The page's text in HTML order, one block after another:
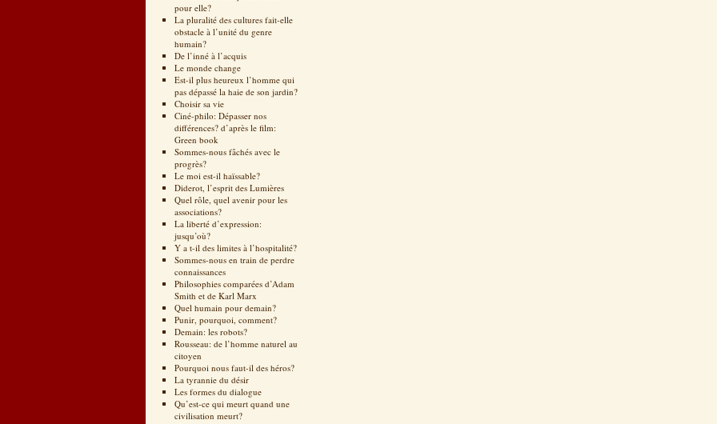
pour elle?
La pluralité des cultures fait-elle
obstacle à l’unité du genre
humain?
De l’inné à l’acquis
Le monde change
Est-il plus heureux l’homme qui
pas dépassé la haie de son jardin?
Choisir sa vie
Ciné-philo: Dépasser nos
différences? d’après le film:
Green book
Sommes-nous fâchés avec le
progrès?
Le moi est-il haïssable?
Diderot, l’esprit des Lumières
Quel rôle, quel avenir pour les
associations?
La liberté d’expression:
jusqu’où?
Y a t-il des limites à l’hospitalité?
Sommes-nous en train de perdre
connaissances
Philosophies comparées d’Adam
Smith et de Karl Marx
Quel humain pour demain?
Punir, pourquoi, comment?
Demain: les robots?
Rousseau: de l’homme naturel au
citoyen
Pourquoi nous faut-il des héros?
La tyrannie du désir
Les formes du dialogue
Qu’est-ce qui meurt quand une
civilisation meurt?